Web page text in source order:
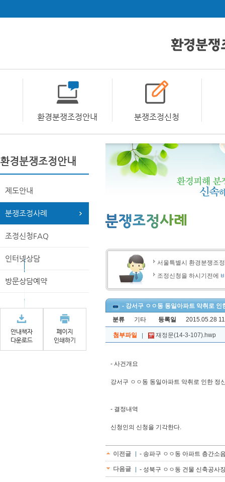
환경분쟁조정안내 분쟁조정신청
환경분쟁조정안내
제도안내
분쟁조정사례
조정신청FAQ
인터넷상담
방문상담예약
서울특별시 환경분쟁조
조정신청을 하시기전에
- 강서구 ㅇㅇ동 동일아파트 악취로
분류
기타 등록일 2015.05.28
첨부파일 재정문(14-3-107).hwp
- 사건개요
강서구 ㅇㅇ동 동일아파트 악취로 인한
- 결정내역
신청인의 신청을 기각한다.
이전글 - 송파구 ㅇㅇ동 아파트 층간소
다음글 - 성북구 ㅇㅇ동 건물 신축공사